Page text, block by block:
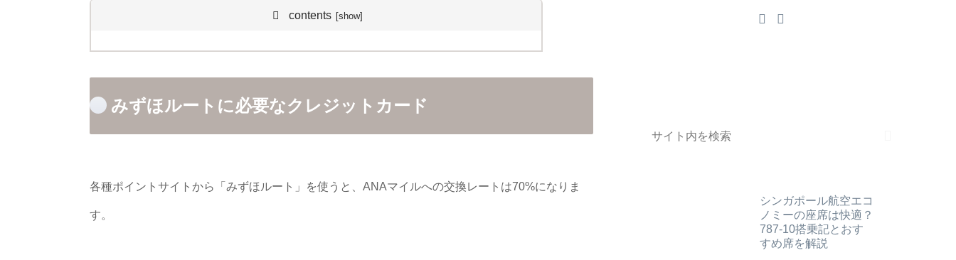
contents
みずほルートに必要なクレジットカード
各種ポイントサイトから「みずほルート」を使うと、ANAマイルへの交換レートは70%になりま
す。
シンガポール航空エコ
ノミーの座席は快適？
787-10搭乗記とおす
すめ席を解説